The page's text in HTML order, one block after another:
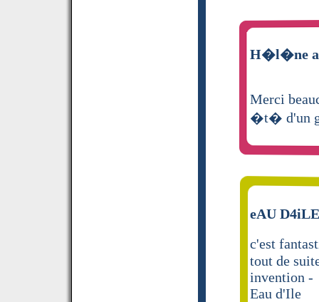
H�l�ne
Merci
�t� d'un
eAU
c'est
tout de
invention -
Eau d'Ile